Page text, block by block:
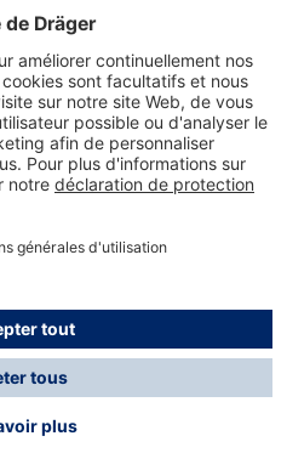
ne sont pas inclus
mention contraire. Des frais